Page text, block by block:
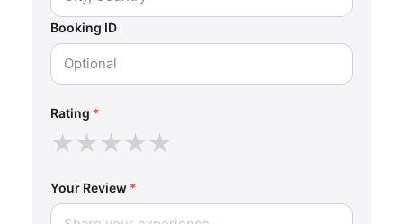
Booking ID
Rating *
★★★★★
Your Review *